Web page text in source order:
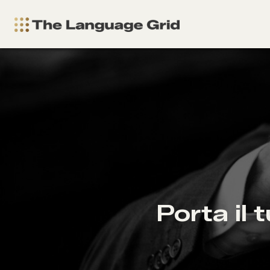
Porta il